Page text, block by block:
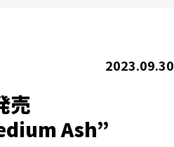
2023.09.30
売
Ash”